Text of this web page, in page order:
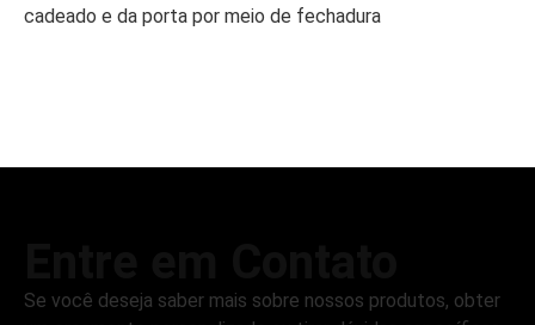
cadeado e da porta por meio de fechadura
Se você deseja saber mais sobre nossos produtos, obter